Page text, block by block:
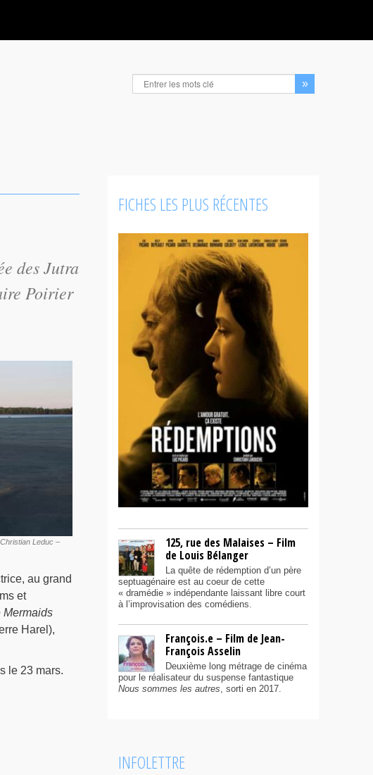
des Jutra
Poirier
Leduc –
au grand
et
Mermaids
Harel),
le 23 mars.
FICHES LES PLUS RÉCENTES
125, rue des Malaises – Film
de Louis Bélanger
La quête de rédemption d’un père
septuagénaire est au coeur de cette
« dramédie » indépendante laissant libre court
à l’improvisation des comédiens.
François.e – Film de Jean-
François Asselin
Deuxième long métrage de cinéma
pour le réalisateur du suspense fantastique
Nous sommes les autres, sorti en 2017.
INFOLETTRE